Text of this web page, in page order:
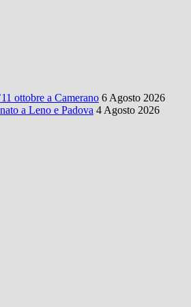
ottobre a Camerano 6 Agosto 2026
a Leno e Padova 4 Agosto 2026